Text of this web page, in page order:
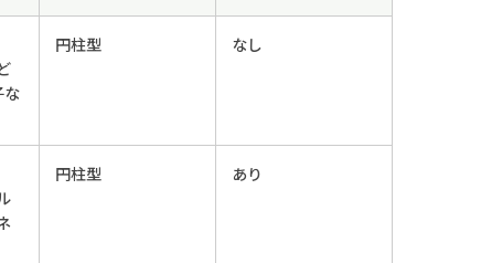
な
円柱型 なし
円柱型 あり